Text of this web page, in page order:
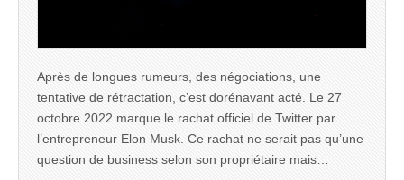
Après de longues rumeurs, des négociations, une
tentative de rétractation, c’est dorénavant acté. Le 27
octobre 2022 marque le rachat officiel de Twitter par
l’entrepreneur Elon Musk. Ce rachat ne serait pas qu’une
question de business selon son propriétaire mais…